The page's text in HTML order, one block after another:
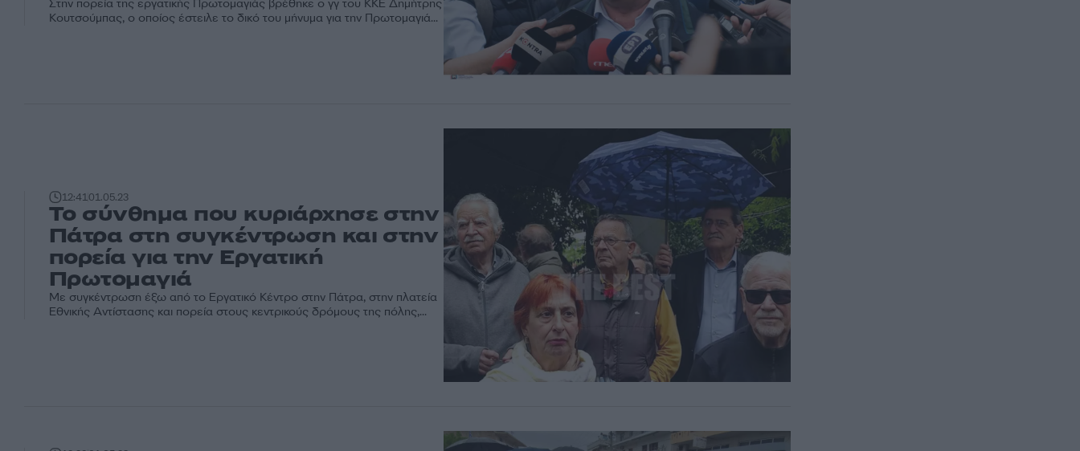
Στην πορεία της εργατικής Πρωτομαγιάς βρέθηκε ο γγ του ΚΚΕ Δημήτρης
Κουτσούμπας, ο οποίος έστειλε το δικό του μήνυμα για την Πρωτομαγιά...
12:4101.05.23
Το σύνθημα που κυριάρχησε στην
Πάτρα στη συγκέντρωση και στην
πορεία για την Εργατική
Πρωτομαγιά
Με συγκέντρωση έξω από το Εργατικό Κέντρο στην Πάτρα, στην πλατεία
Εθνικής Αντίστασης και πορεία στους κεντρικούς δρόμους της πόλης,...